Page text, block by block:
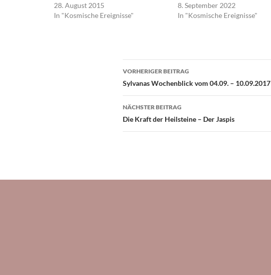
28. August 2015
In "Kosmische Ereignisse"
8. September 2022
In "Kosmische Ereignisse"
Beitragsnavigation
VORHERIGER BEITRAG
Sylvanas Wochenblick vom 04.09. – 10.09.2017
NÄCHSTER BEITRAG
Die Kraft der Heilsteine – Der Jaspis